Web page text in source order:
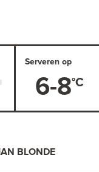
Serveren op
6-8
BLONDE